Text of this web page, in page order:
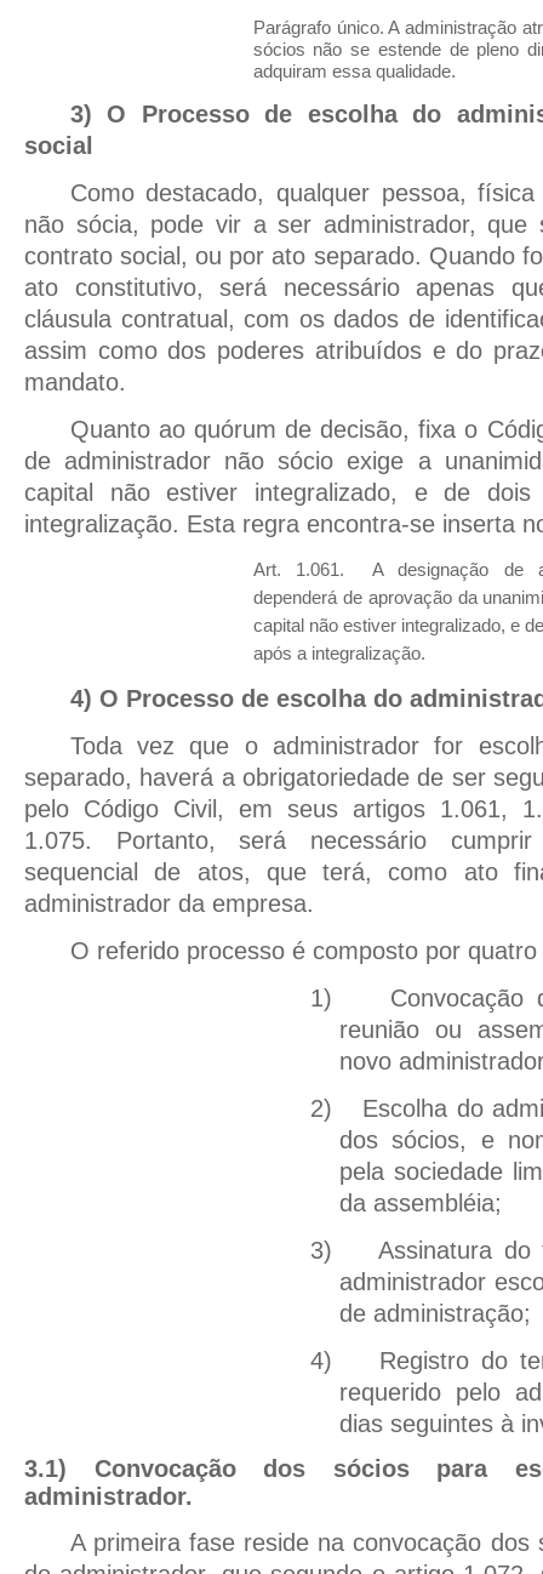
Parágrafo único. A administração
sócios não se estende de pleno
adquiram essa qualidade.
3) O Processo de escolha do
social
Como destacado, qualquer pessoa,
não sócia, pode vir a ser administrador, que
contrato social, ou por ato separado. Quando
ato constitutivo, será necessário apenas
cláusula contratual, com os dados de
assim como dos poderes atribuídos e do
mandato.
Quanto ao quórum de decisão, fixa o
de administrador não sócio exige a
capital não estiver integralizado, e de
integralização. Esta regra encontra-se inserta
Art. 1.061. A designação de
dependerá de aprovação da
capital não estiver integralizado, e
após a integralização.
4) O Processo de escolha do
Toda vez que o administrador for
separado, haverá a obrigatoriedade de ser
pelo Código Civil, em seus artigos 1.061,
1.075. Portanto, será necessário
sequencial de atos, que terá, como ato
administrador da empresa.
O referido processo é composto por
1)
reunião ou
novo
2)
Escolha do
dos sócios, e
pela sociedade
da assembléia;
3)
Assinatura
administrador
de administração;
4)
Registro do
requerido pelo
dias seguintes à
3.1) Convocação dos sócios para
administrador.
A primeira fase reside na convocação dos